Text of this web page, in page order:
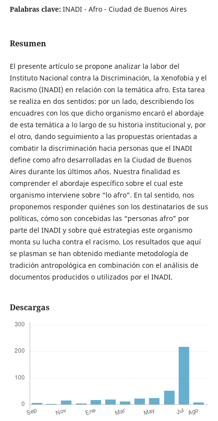
Palabras clave: INADI - Afro - Ciudad de Buenos Aires
Resumen
El presente artículo se propone analizar la labor del
Instituto Nacional contra la Discriminación, la Xenofobia y el
Racismo (INADI) en relación con la temática afro. Esta tarea
se realiza en dos sentidos: por un lado, describiendo los
encuadres con los que dicho organismo encaró el abordaje
de esta temática a lo largo de su historia institucional y, por
el otro, dando seguimiento a las propuestas orientadas a
combatir la discriminación hacia personas que el INADI
define como afro desarrolladas en la Ciudad de Buenos
Aires durante los últimos años. Nuestra finalidad es
comprender el abordaje específico sobre el cual este
organismo interviene sobre “lo afro”. En tal sentido, nos
proponemos responder quiénes son los destinatarios de sus
políticas, cómo son concebidas las “personas afro” por
parte del INADI y sobre qué estrategias este organismo
monta su lucha contra el racismo. Los resultados que aquí
se plasman se han obtenido mediante metodología de
tradición antropológica en combinación con el análisis de
documentos producidos o utilizados por el INADI.
Descargas